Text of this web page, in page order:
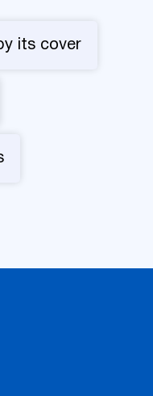
its cover